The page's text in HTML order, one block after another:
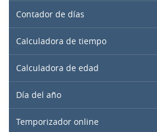
Contador de días
Calculadora de tiempo
Calculadora de edad
Día del año
Temporizador online